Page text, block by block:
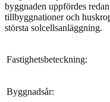
byggnaden uppfördes
tillbyggnationer och
största solcellsanläggning.
Fastighetsbeteckning:
Byggnadsår: